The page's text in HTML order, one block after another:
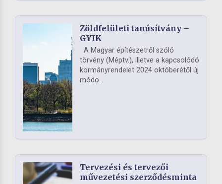
Zöldfelületi tanúsítvány –
GYIK
A Magyar építészetről szóló
törvény (Méptv.), illetve a kapcsolódó
kormányrendelet 2024 októberétől új
módo...
Tervezési és tervezői
művezetési szerződésminta